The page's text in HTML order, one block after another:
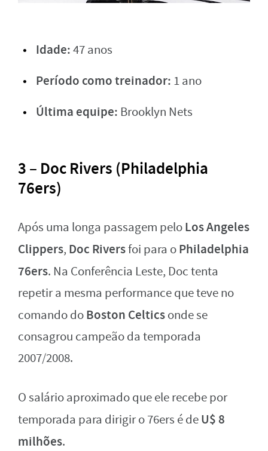
Idade:47 anos
Período como treinador: 1 ano
Última equipe: Brooklyn Nets
3 – Doc Rivers (Philadelphia
76ers)
Após uma longa passagem peloLos Angeles
Clippers, Doc Riversfoi para oPhiladelphia
76ers. Na Conferência Leste, Doc tenta
repetir a mesma performance que teve no
comando doBoston Celticsonde se
consagrou campeão da temporada
2007/2008.
O salário aproximado que ele recebe por
temporada para dirigir o 76ers é deU$ 8
milhões.